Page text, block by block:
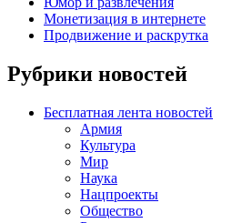
Монетизация в интернете
Продвижение и раскрутка
Рубрики новостей
Бесплатная лента новостей
Армия
Культура
Мир
Наука
Нацпроекты
Общество